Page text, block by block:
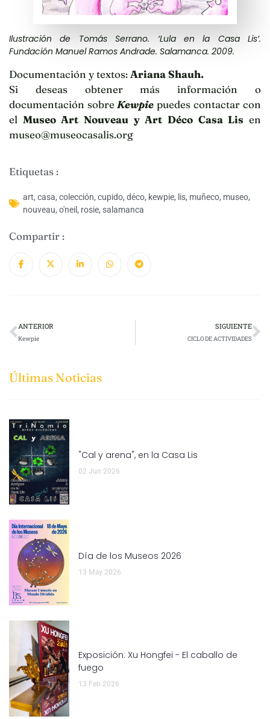
Últimas Noticias
"Cal y arena", en la Casa Lis
02 Jun 2026
Día de los Museos 2026
13 May 2026
Exposición: Xu Hongfei - El caballo de
fuego
13 Feb 2026
Ilustración de Tomás Serrano. ‘Lula en la Casa Lis’.
Fundación Manuel Ramos Andrade. Salamanca. 2009.
Documentación y textos: Ariana Shauh.
Si deseas obtener más información o
documentación sobre Kewpie puedes contactar con
el Museo Art Nouveau y Art Déco Casa Lisen
museo@museocasalis.org
Etiquetas :
art, casa, colección, cupido, déco, kewpie, lis, muñeco, museo,
nouveau, o'neil , rosie, salamanca
Compartir :
ANTERIOR
Kewpie
SIGUIENTE
CICLO DE ACTIVIDADES